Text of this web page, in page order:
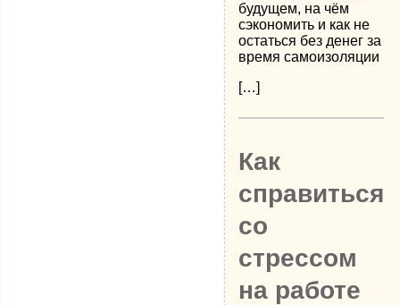
будущем, на чём
сэкономить и как не
остаться без денег за
время самоизоляции
[…]
Как
справиться
со
стрессом
на работе